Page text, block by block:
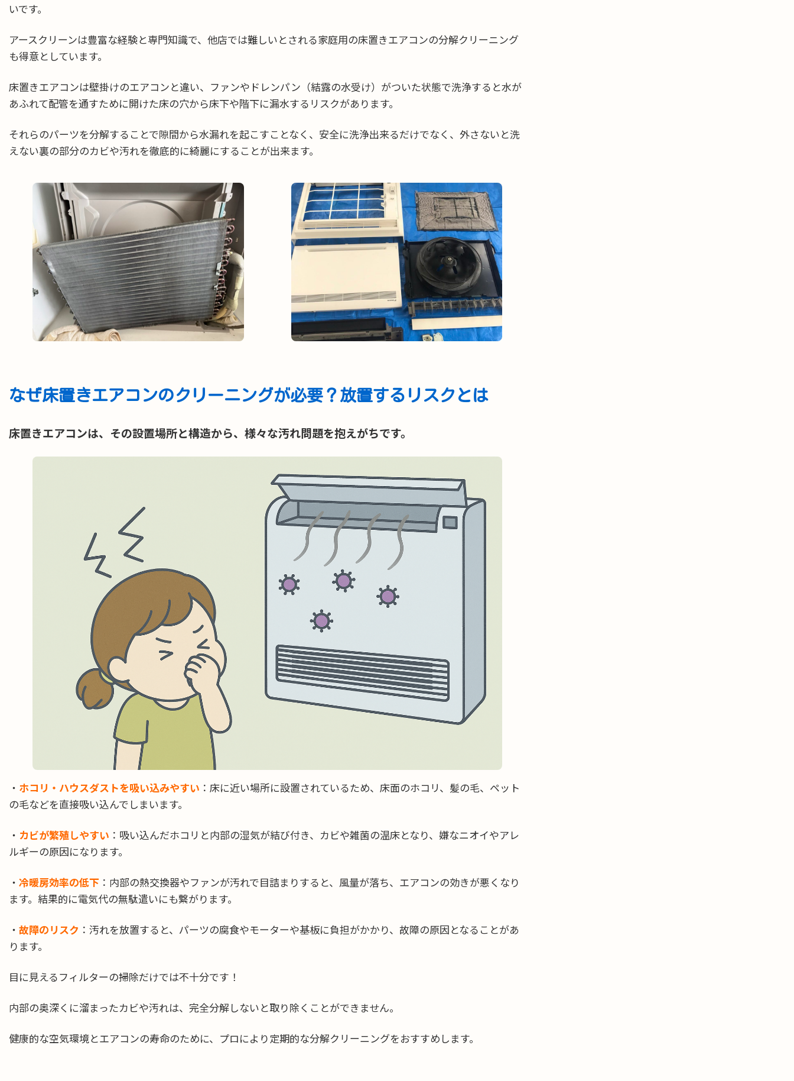
いです。
アースクリーンは豊富な経験と専門知識で、他店では難しいとされる家庭用の床置きエアコンの分解クリーニング
も得意としています。
床置きエアコンは壁掛けのエアコンと違い、ファンやドレンパン（結露の水受け）がついた状態で洗浄すると水が
あふれて配管を通すために開けた床の穴から床下や階下に漏水するリスクがあります。
それらのパーツを分解することで隙間から水漏れを起こすことなく、安全に洗浄出来るだけでなく、外さないと洗
えない裏の部分のカビや汚れを徹底的に綺麗にすることが出来ます。
なぜ床置きエアコンのクリーニングが必要？放置するリスクとは
床置きエアコンは、その設置場所と構造から、様々な汚れ問題を抱えがちです。
・ ホコリ・ハウスダストを吸い込みやすい ：床に近い場所に設置されているため、床面のホコリ、髪の毛、ペット
の毛などを直接吸い込んでしまいます。
・ カビが繁殖しやすい ：吸い込んだホコリと内部の湿気が結び付き、カビや雑菌の温床となり、嫌なニオイやアレ
ルギーの原因になります。
・ 冷暖房効率の低下 ：内部の熱交換器やファンが汚れで目詰まりすると、風量が落ち、エアコンの効きが悪くなり
ます。結果的に電気代の無駄遣いにも繋がります。
・ 故障のリスク ：汚れを放置すると、パーツの腐食やモーターや基板に負担がかかり、故障の原因となることがあ
ります。
目に見えるフィルターの掃除だけでは不十分です！
内部の奥深くに溜まったカビや汚れは、完全分解しないと取り除くことができません。
健康的な空気環境とエアコンの寿命のために、プロにより定期的な分解クリーニングをおすすめします。